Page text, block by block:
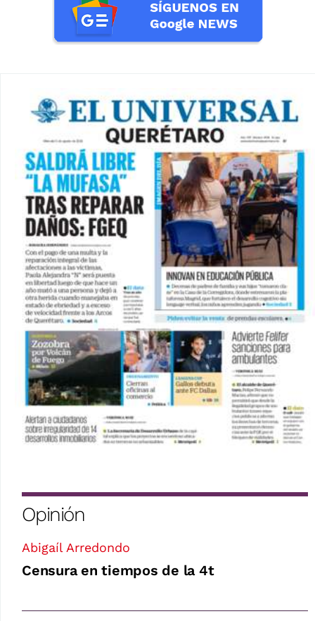
Opinión
Abigaíl Arredondo
Censura en tiempos de la 4t